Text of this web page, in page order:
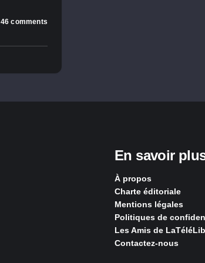
46 comments
En savoir
À propos
Charte éditoriale
Mentions légales
Politiques de
Les Amis de
Contactez-nous